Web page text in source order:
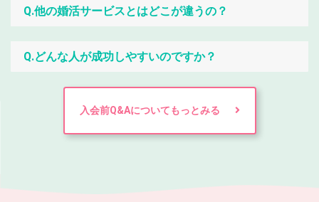
Q.他の婚活サービスとはどこが違うの？
Q.どんな人が成功しやすいのですか？
入会前Q&Aについてもっとみる